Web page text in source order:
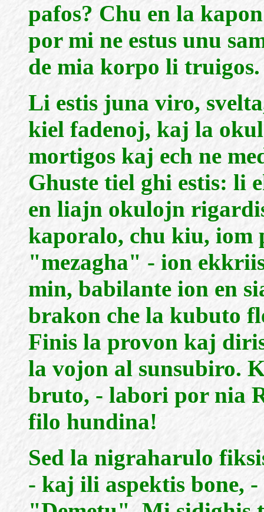
pafos? Chu en la
por mi ne estus unu
de mia korpo li truigos.
Li estis juna viro,
kiel fadenoj, kaj la
mortigos kaj ech ne
Ghuste tiel ghi estis: li
en liajn okulojn
kaporalo, chu kiu, iom
"mezagha" - ion
min, babilante ion en
brakon che la kubuto
Finis la provon kaj
la vojon al sunsubiro.
bruto, - labori por nia
filo hundina!
Sed la nigraharulo
- kaj ili aspektis bone,